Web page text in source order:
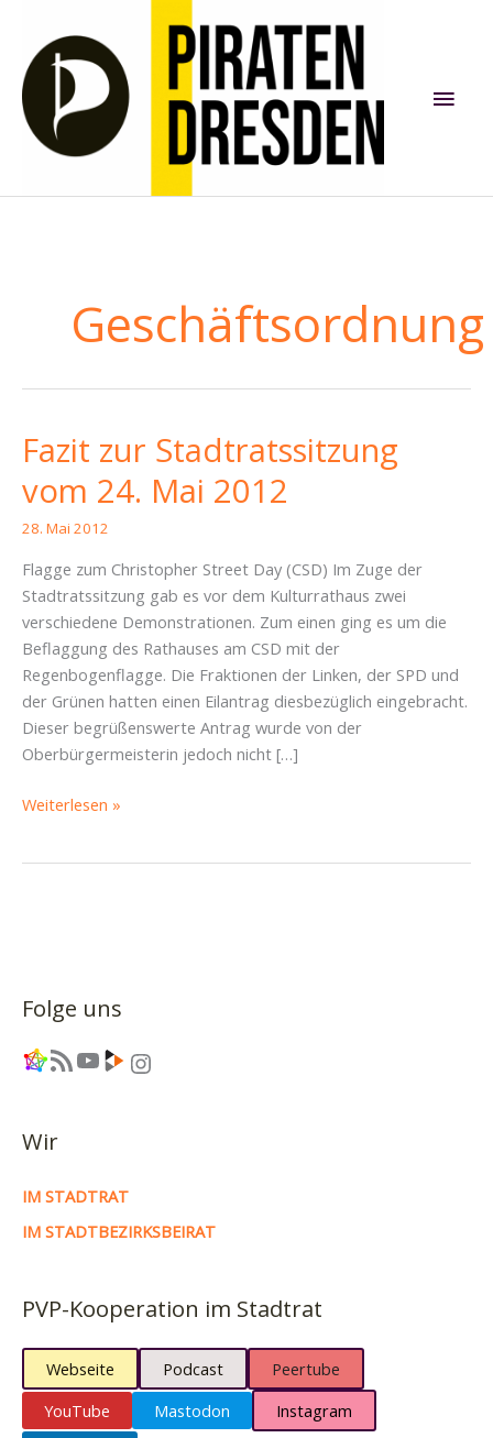
springen
Geschäftsordnung
Fazit zur Stadtratssitzung
vom 24. Mai 2012
28. Mai 2012
Flagge zum Christopher Street Day (CSD) Im Zuge der
Stadtratssitzung gab es vor dem Kulturrathaus zwei
verschiedene Demonstrationen. Zum einen ging es um die
Beflaggung des Rathauses am CSD mit der
Regenbogenflagge. Die Fraktionen der Linken, der SPD und
der Grünen hatten einen Eilantrag diesbezüglich eingebracht.
Dieser begrüßenswerte Antrag wurde von der
Oberbürgermeisterin jedoch nicht […]
Fazit
Weiterlesen »
Folge uns
Link RSS-Feed YouTube Link Instagram
Wir
IM STADTRAT
IM STADTBEZIRKSBEIRAT
PVP-Kooperation im Stadtrat
Webseite Podcast
Peertube
YouTube
Mastodon
Instagram